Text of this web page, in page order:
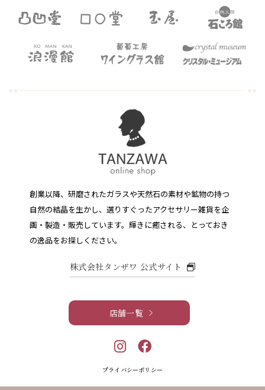
創業以降、研磨されたガラスや天然石の素材や鉱物の持つ
自然の結晶を生かし、選りすぐったアクセサリー雑貨を企
画・製造・販売しています。 輝きに癒される、とっておき
の逸品をお探しください。
株式会社タンザワ 公式サイト
店舗一覧
プライバシーポリシー